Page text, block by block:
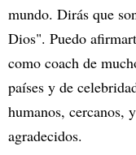
mundo. Dirás que
Dios". Puedo
como coach de
países y de
humanos, cercanos,
agradecidos.